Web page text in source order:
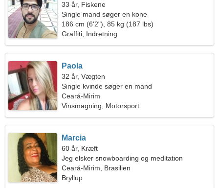
33 år, Fiskene
Single mand søger en kone
186 cm (6'2"), 85 kg (187 lbs)
Graffiti, Indretning
Paola
32 år, Vægten
Single kvinde søger en mand
Ceará-Mirim
Vinsmagning, Motorsport
Marcia
60 år, Kræft
Jeg elsker snowboarding og meditation
Ceará-Mirim, Brasilien
Bryllup